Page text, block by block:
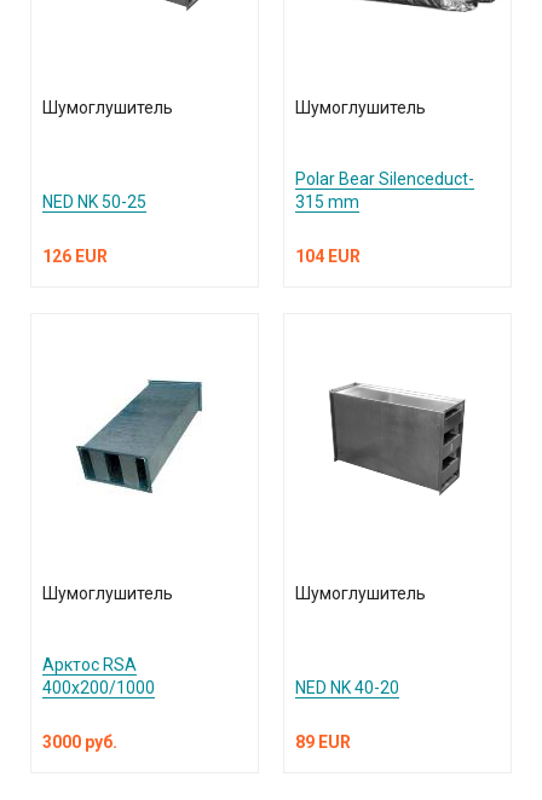
Шумоглушитель
NED NK 50-25
126 EUR
Шумоглушитель
Polar Bear Silenceduct-
315 mm
104 EUR
Шумоглушитель
Арктос RSA
400х200/1000
3000 руб.
Шумоглушитель
NED NK 40-20
89 EUR